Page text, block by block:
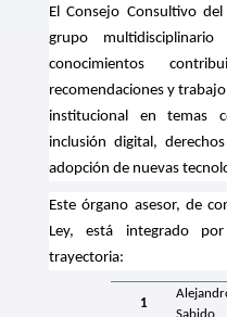
El Consejo Consultivo
grupo multidisciplinario
conocimientos
recomendaciones y
institucional en temas
inclusión digital,
adopción de nuevas
Este órgano asesor, de
Ley, está integrado
trayectoria:
1